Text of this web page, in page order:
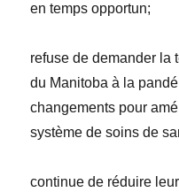
en temps opportun;
refuse de demander la
du Manitoba à la
changements pour
système de soins de
continue de réduire